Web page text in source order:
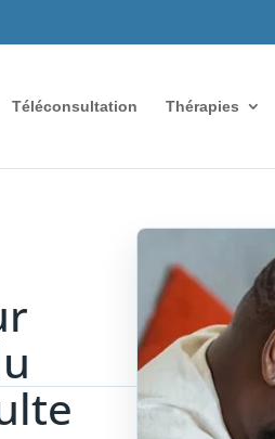
Téléconsultation Thérapies